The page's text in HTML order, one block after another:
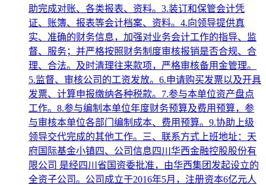
助完成对账、各类报表、资料。3.装订和保管会计凭
证、账簿、报表等会计档案、资料。4.向领导提供真
实、准确的财务信息，加强对业务会计工作的指导、监
督、服务；并严格按照财务制度审核报销是否合规、合
理、合法。及时清理往来款项，严格审核备用金管理。
5.监督、审核公司的工资发放。6.申请购买发票以及开具
发票、计算申报缴纳各种税款。7.参与本单位资产盘点
工作。8.参与编制本单位年度财务预算及费用预算，参
与审核本单位各部门编制成本、费用预算。9.协助上级
领导交代完成的其他工作。三、联系方式上班地址：天
府国际基金小镇四、公司信息四川华西金融控股股份有
限公司 是经四川省国资委批准，由华西集团发起设立的
全资子公司。公司成立于2016年5月，注册资本6亿元人